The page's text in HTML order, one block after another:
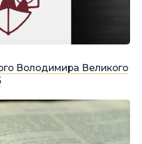
Володимира Великого